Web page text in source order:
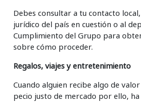
Debes consultar a tu contacto
jurídico del país en cuestión o al
Cumplimiento del Grupo para
sobre cómo proceder.
Regalos, viajes y entretenimiento
Cuando alguien recibe algo de
pecio justo de mercado por ello,